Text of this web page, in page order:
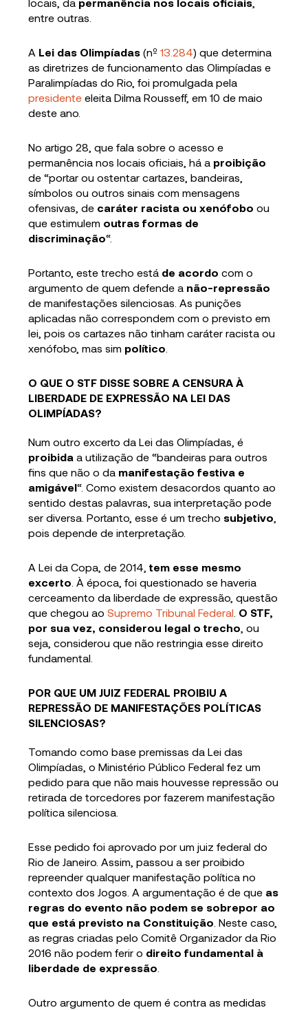
entre outras.
A Lei das Olimpíadas(nº13.284) que determina
as diretrizes de funcionamento das Olimpíadas e
Paralimpíadas do Rio, foi promulgada pela
presidente eleita Dilma Rousseff, em 10 de maio
deste ano.
No artigo 28, que fala sobre o acesso e
permanência nos locais oficiais, há a proibição
de “portar ou ostentar cartazes, bandeiras,
símbolos ou outros sinais com mensagens
ofensivas, de caráter racista ou xenófobo ou
que estimulem outras formas de
discriminação“.
Portanto, este trecho está de acordo com o
argumento de quem defende a não-repressão
de manifestações silenciosas. As punições
aplicadas não correspondem com o previsto em
lei, pois os cartazes não tinham caráter racista ou
xenófobo, mas sim político
O QUE O STF DISSE SOBRE A CENSURA À
LIBERDADE DE EXPRESSÃO NA LEI DAS
OLIMPÍADAS?
Num outro excerto da Lei das Olimpíadas, é
proibidaa utilização de “bandeiras para outros
fins que não o da manifestação festiva e
amigável“. Como existem desacordos quanto ao
sentido destas palavras, sua interpretação pode
ser diversa. Portanto, esse é um trecho subjetivo
pois depende de interpretação.
A Lei da Copa, de 2014,tem esse mesmo
excerto . À época, foi questionado se haveria
cerceamento da liberdade de expressão, questão
que chegou aoSupremo Tribunal Federal O STF,
por sua vez, considerou legal o trecho , ou
seja, considerou que não restringia esse direito
fundamental.
POR QUE UM JUIZ FEDERAL PROIBIU A
REPRESSÃO DE MANIFESTAÇÕES POLÍTICAS
SILENCIOSAS?
Tomando como base premissas da Lei das
Olimpíadas, o Ministério Público Federal fez um
pedido para que não mais houvesse repressão ou
retirada de torcedores por fazerem manifestação
política silenciosa.
Esse pedido foi aprovado por um juiz federal do
Rio de Janeiro. Assim, passou a ser proibido
repreender qualquer manifestação política no
contexto dos Jogos. A argumentação é de que as
regras do evento não podem se sobrepor ao
que está previsto na Constituição . Neste caso,
as regras criadas pelo Comitê Organizador da Rio
2016 não podem ferir o direito fundamental à
liberdade de expressão
Outro argumento de quem é contra as medidas